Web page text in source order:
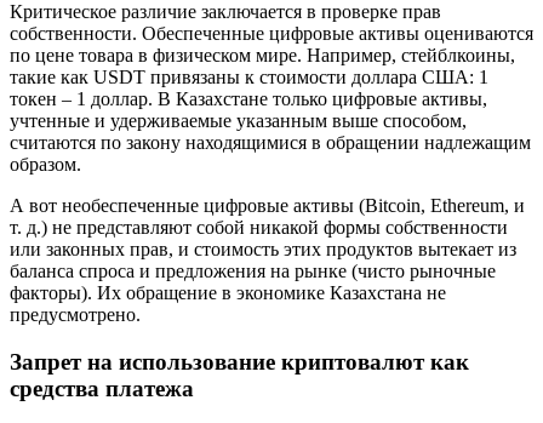
Критическое различие заключается в проверке прав
собственности. Обеспеченные цифровые активы оцениваются
по цене товара в физическом мире. Например, стейблкоины,
такие как USDT привязаны к стоимости доллара США: 1
токен – 1 доллар. В Казахстане только цифровые активы,
учтенные и удерживаемые указанным выше способом,
считаются по закону находящимися в обращении надлежащим
образом.
А вот необеспеченные цифровые активы (Bitcoin, Ethereum, и
т. д.) не представляют собой никакой формы собственности
или законных прав, и стоимость этих продуктов вытекает из
баланса спроса и предложения на рынке (чисто рыночные
факторы). Их обращение в экономике Казахстана не
предусмотрено.
Запрет на использование криптовалют как
средства платежа